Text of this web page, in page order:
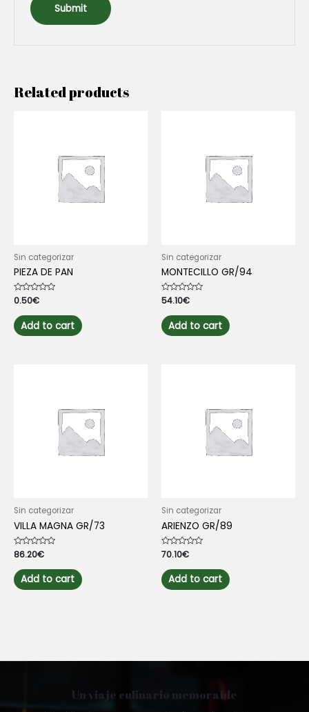
Related products
Sin categorizar
PIEZA DE PAN
Rated
0
out
of
5
0.50€
Add to cart
Sin categorizar
MONTECILLO GR/94
Rated
0
out
of
5
54.10€
Add to cart
Sin categorizar
VILLA MAGNA GR/73
Rated
0
out
of
5
86.20€
Add to cart
Sin categorizar
ARIENZO GR/89
Rated
0
out
of
5
70.10€
Add to cart
Un viaje culinario memorable